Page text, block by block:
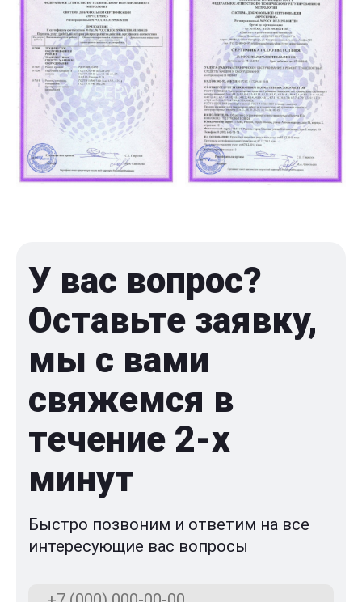
У вас вопрос?
Оставьте заявку,
мы с вами
свяжемся в
течение 2-x
минут
Быстро позвоним и ответим на все
интересующие вас вопросы